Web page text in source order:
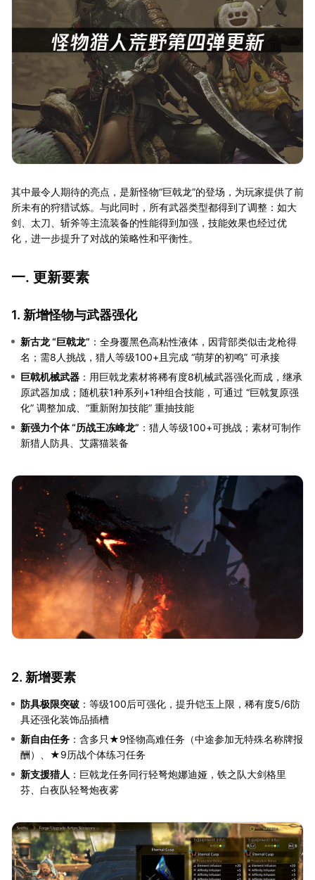
其中最令人期待的亮点，是新怪物“巨戟龙”的登场，为玩家提供了前
所未有的狩猎试炼。与此同时，所有武器类型都得到了调整：如大
剑、太刀、斩斧等主流装备的性能得到加强，技能效果也经过优
化，进一步提升了对战的策略性和平衡性。
一. 更新要素
1. 新增怪物与武器强化
新古龙 “巨戟龙” ：全身覆黑色高粘性液体，因背部类似击龙枪得
名；需8人挑战，猎人等级100+且完成 “萌芽的初鸣” 可承接
巨戟机械武器 ：用巨戟龙素材将稀有度8机械武器强化而成，继承
原武器加成；随机获1种系列+1种组合技能，可通过 “巨戟复原强
化” 调整加成、“重新附加技能” 重抽技能
新强力个体 “历战王冻峰龙” ：猎人等级100+可挑战；素材可制作
新猎人防具、艾露猫装备
2. 新增要素
防具极限突破 ：等级100后可强化，提升铠玉上限，稀有度5/6防
具还强化装饰品插槽
新自由任务 ：含多只★9怪物高难任务（中途参加无特殊名称牌报
酬）、★9历战个体练习任务
新支援猎人 ：巨戟龙任务同行轻弩炮娜迪娅，铁之队大剑格里
芬、白夜队轻弩炮夜雾